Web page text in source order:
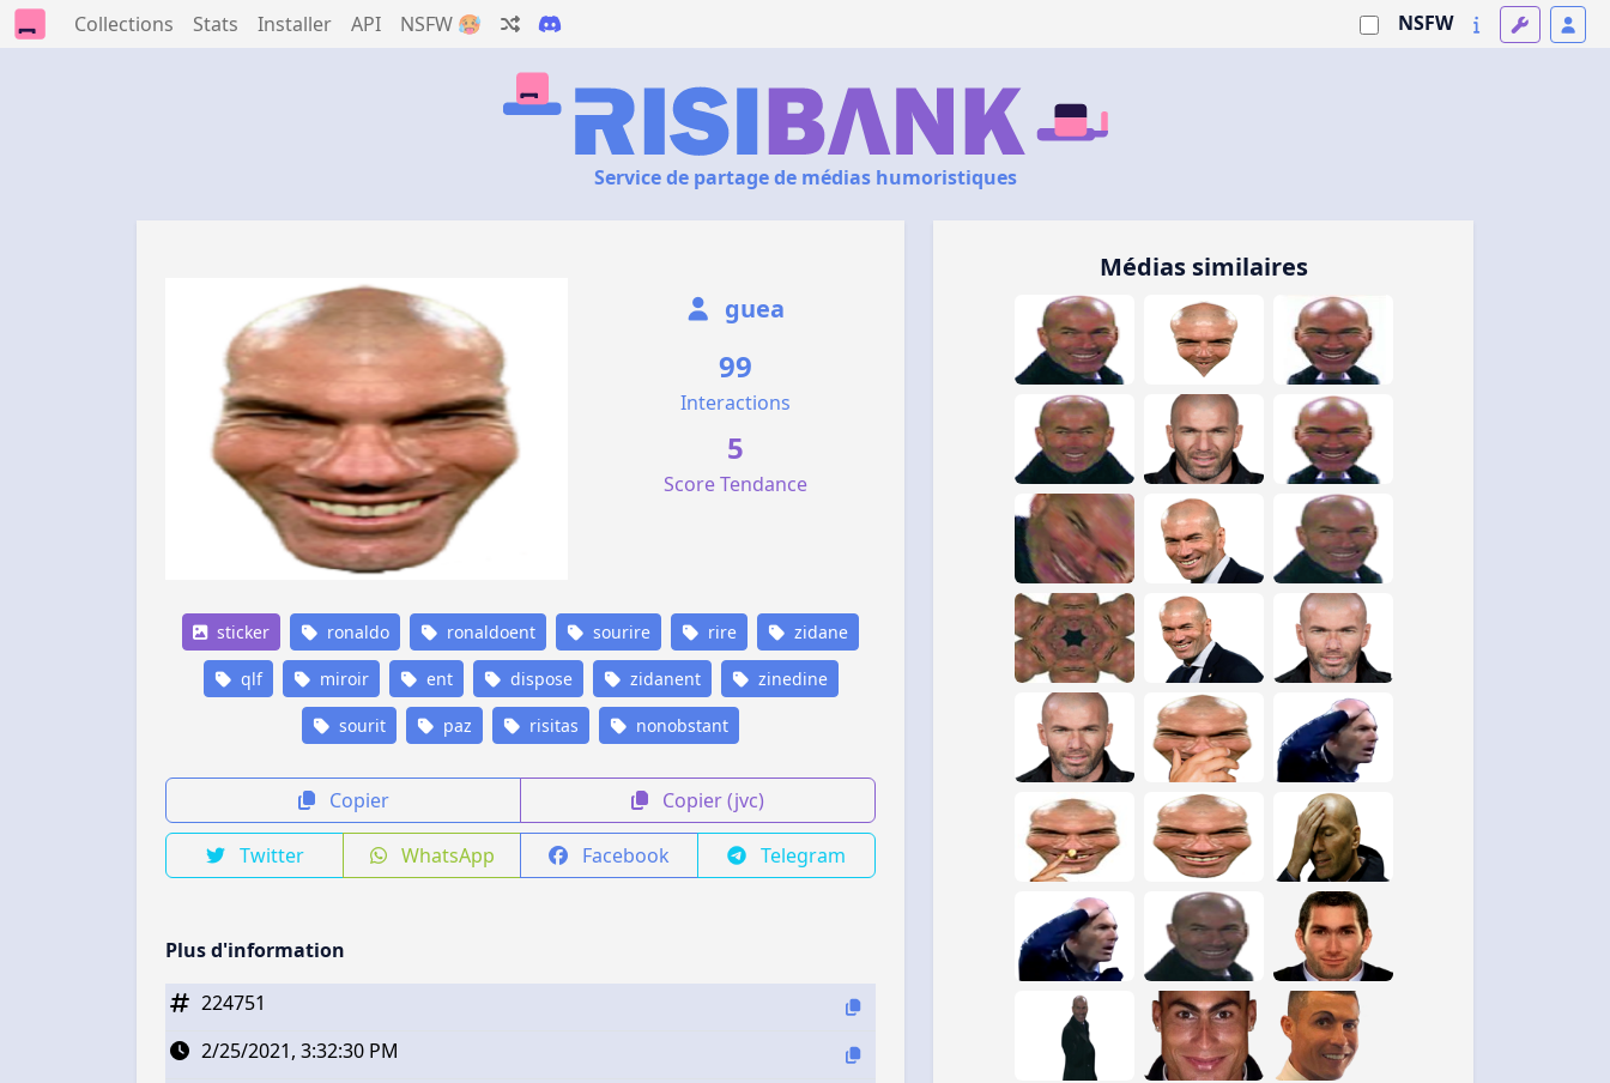
Collections Stats Installer API NSFW 🥵 NSFW
Service de partage de médias humoristiques
guea
99
Interactions
5
Score Tendance
sticker ronaldo ronaldoent sourire rire zidane
qlf miroir ent dispose zidanent zinedine
sourit paz risitas nonobstant
Copier Copier (jvc)
Twitter WhatsApp Facebook Telegram
Plus d'information
224751
2/25/2021, 3:32:30 PM
Médias similaires